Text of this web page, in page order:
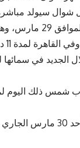
أن هلال شوال سيولد
في تمام الساعة الواحدة ظهرا بتوقيت
ونوهت